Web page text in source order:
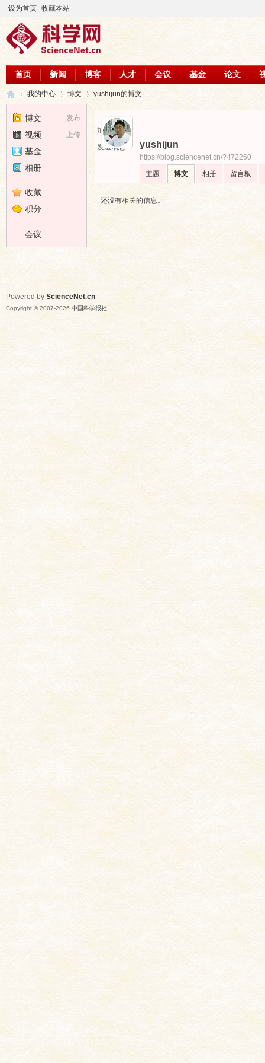
设为首页 收藏本站
首页 新闻 博客 人才 会议 基金 论文
›
我的中心 博文 yushijun的博文
加为好友
发送消息
yushijun
https://blog.sciencenet.cn/?472260
主题
博文 相册 留言板
还没有相关的信息。
发布
博文
上传
视频
基金
相册
收藏
积分
会议
Powered by ScienceNet.cn
Copyright © 2007-2026 中国科学报社